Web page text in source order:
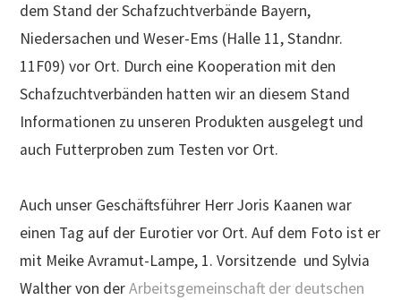
dem Stand der Schafzuchtverbände Bayern,
Niedersachen und Weser-Ems (Halle 11, Standnr.
11F09) vor Ort. Durch eine Kooperation mit den
Schafzuchtverbänden hatten wir an diesem Stand
Informationen zu unseren Produkten ausgelegt und
auch Futterproben zum Testen vor Ort.
Auch unser Geschäftsführer Herr Joris Kaanen war
einen Tag auf der Eurotier vor Ort. Auf dem Foto ist er
mit Meike Avramut-Lampe, 1. Vorsitzende und Sylvia
Walther von derArbeitsgemeinschaft der deutschen